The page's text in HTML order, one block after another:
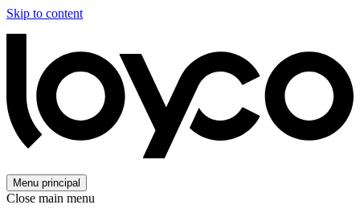
Skip to content
Menu principal
Close main menu